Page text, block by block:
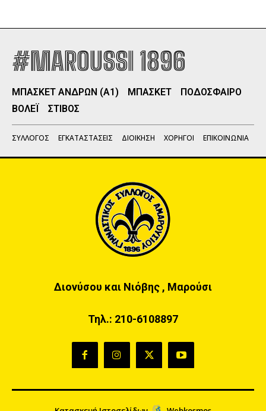
#MAROUSSI 1896
ΜΠΑΣΚΕΤ ΑΝΔΡΩΝ (Α1) ΜΠΑΣΚΕΤ
ΠΟΔΟΣΦΑΙΡΟ
ΒΟΛΕΪ
ΣΤΙΒΟΣ
ΣΥΛΛΟΓΟΣ ΕΓΚΑΤΑΣΤΑΣΕΙΣ ΔΙΟΙΚΗΣΗ ΧΟΡΗΓΟΙ ΕΠΙΚΟΙΝΩΝΙΑ
Διονύσου και Νιόβης , Μαρούσι
Τηλ.: 210-6108897